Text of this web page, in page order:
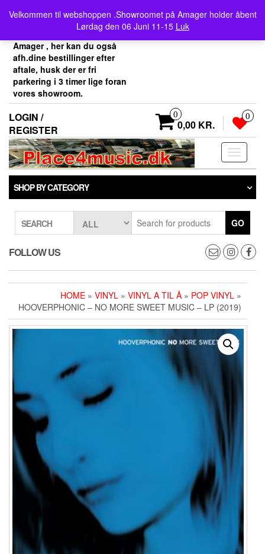
content
Velkommen til webshoppen .Showroomet på Amager holder åbent
Lørdag den 06 Juni 11-15 Luk
Velkommen her i
Place4music`s webshop .
Vores showroom ligger på
Amager , her kan du også
afh.dine bestillinger efter
aftale, husk der er fri
parkering i 3 timer lige foran
vores showroom.
LOGIN /
REGISTER
0
0,00 KR.
0
Toggle
SHOP BY CATEGORY
SEARCH GO
FOLLOW US
HOME » VINYL » VINYL A TIL Å » POP VINYL »
HOOVERPHONIC ‎– NO MORE SWEET MUSIC – LP (2019)